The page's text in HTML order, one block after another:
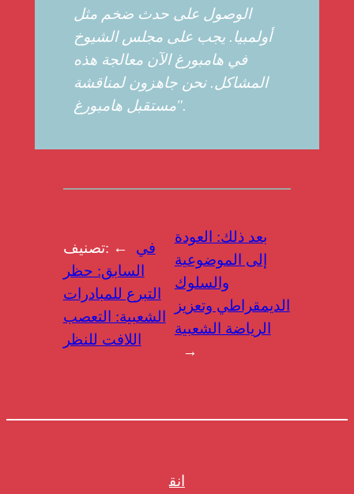
الوصول على حدث ضخم مثل
أولمبيا. يجب على مجلس الشيوخ
في هامبورغ الآن معالجة هذه
المشاكل. نحن جاهزون لمناقشة
مستقبل هامبورغ".
تصنيف: ←
في
السابق: حظر
التبرع للمبادرات
الشعبية: التعصب
اللافت للنظر
بعد ذلك: العودة
إلى الموضوعية
والسلوك
الديمقراطي وتعزيز
الرياضة الشعبية
→
انق